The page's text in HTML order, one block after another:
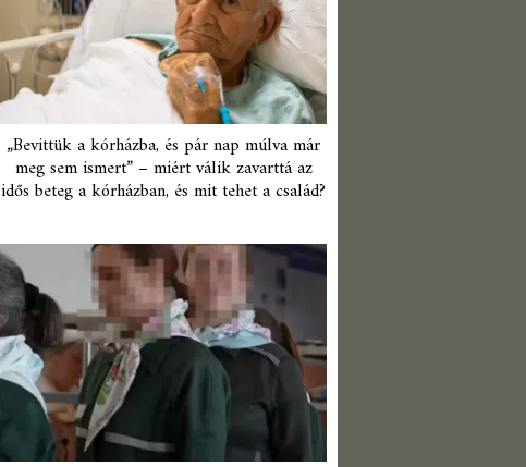
„Bevittük a kórházba, és pár nap múlva már
meg sem ismert” – miért válik zavarttá az
idős beteg a kórházban, és mit tehet a család?